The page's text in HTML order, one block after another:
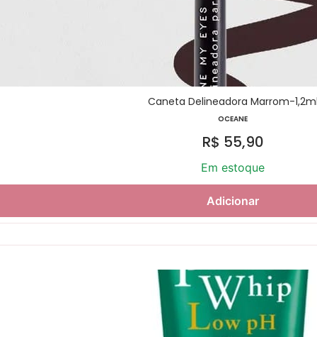
Caneta Delineadora Marrom-
OCEANE
R$ 55,90
Em estoque
Adicionar